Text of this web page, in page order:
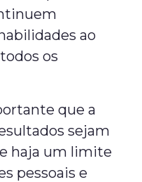
ao
os
que a
sejam
haja um limite
pessoais e